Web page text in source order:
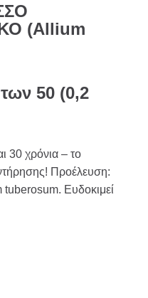
(Allium
των 50 (0,2
30 χρόνια – το
Προέλευση:
tuberosum. Ευδοκιμεί